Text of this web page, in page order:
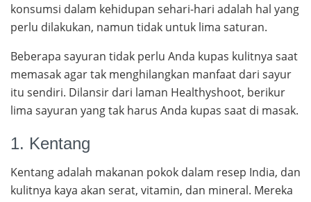
konsumsi dalam kehidupan sehari-hari adalah hal yang
perlu dilakukan, namun tidak untuk lima saturan.
Beberapa sayuran tidak perlu Anda kupas kulitnya saat
memasak agar tak menghilangkan manfaat dari sayur
itu sendiri. Dilansir dari laman Healthyshoot, berikur
lima sayuran yang tak harus Anda kupas saat di masak.
1. Kentang
Kentang adalah makanan pokok dalam resep India, dan
kulitnya kaya akan serat, vitamin, dan mineral. Mereka